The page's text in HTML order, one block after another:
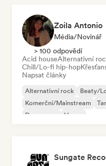
Zoila Antonio
Média/novinář
> 100 odpovědí
Acid houseAlternativní
Chill/Lo-fi hip-hop
Napsat články
Alternativní rock Beaty/
Komerční/Mainstream
Dream pop
House
Sungate